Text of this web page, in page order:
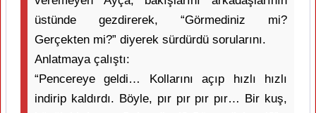
üstünde gezdirerek, “Görmediniz mi?
Gerçekten mi?” diyerek sürdürdü sorularını.
Anlatmaya çalıştı:
“Pencereye geldi… Kollarını açıp hızlı hızlı
indirip kaldırdı. Böyle, pır pır pır pır… Bir kuş,